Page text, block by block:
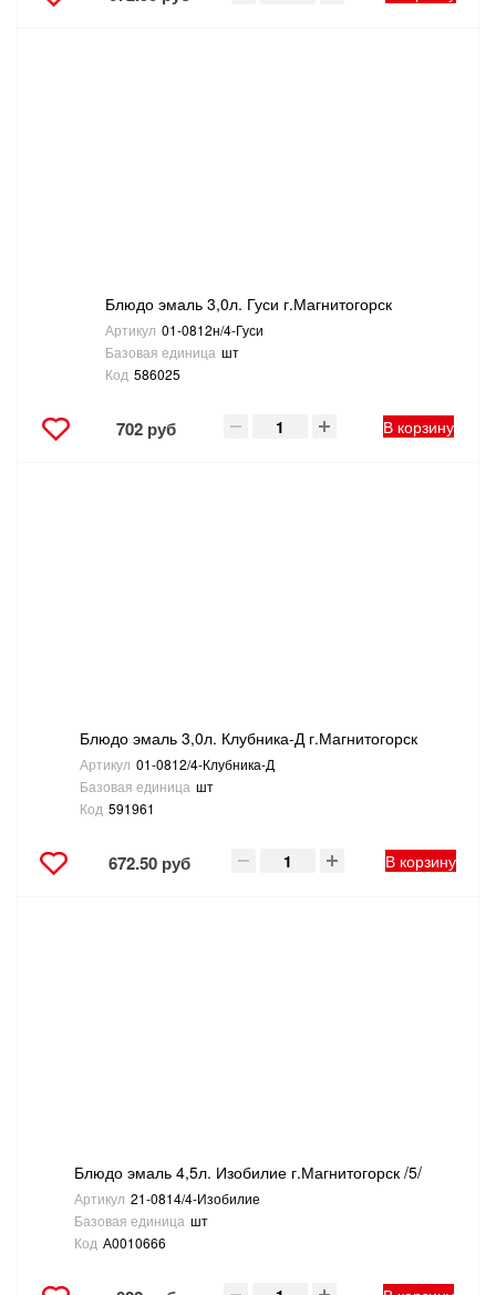
Блюдо эмаль 3,0л. Гуси г.Магнитогорск
Артикул 01-0812н/4-Гуси
Базовая единица шт
Код 586025
702 руб В корзину
Блюдо эмаль 3,0л. Клубника-Д г.Магнитогорск
Артикул 01-0812/4-Клубника-Д
Базовая единица шт
Код 591961
672.50 руб В корзину
Блюдо эмаль 4,5л. Изобилие г.Магнитогорск /5/
Артикул 21-0814/4-Изобилие
Базовая единица шт
Код А0010666